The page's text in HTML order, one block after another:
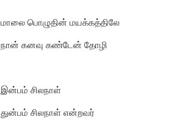
மாலை பொழுதின் மயக்கத்திலே
நான் கனவு கண்டேன் தோழி
இன்பம் சிலநாள்
துன்பம் சிலநாள் என்றவர்